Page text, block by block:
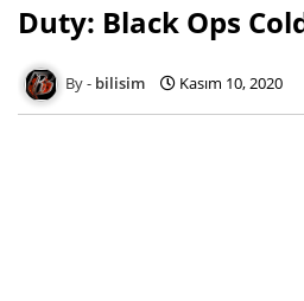
Duty: Black Ops
bilisim Kasım 10, 2020